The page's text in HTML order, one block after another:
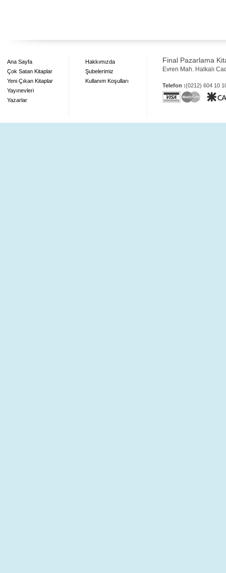
Ana Sayfa
Çok Satan Kitaplar
Yeni Çıkan Kitaplar
Yayınevleri
Yazarlar
Hakkımızda
Şubelerimiz
Kullanım Koşulları
Final Pazarlama
Evren Mah. Halkalı
Telefon :(0212) 604 10